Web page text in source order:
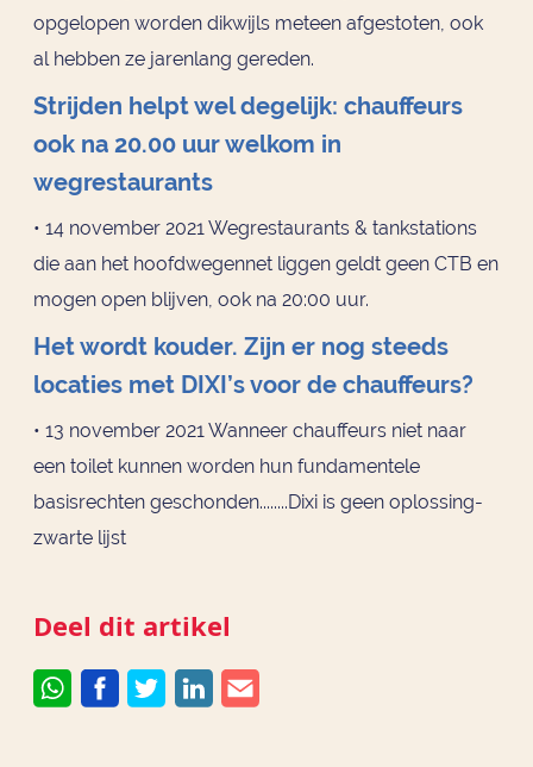
opgelopen worden dikwijls meteen afgestoten, ook
al hebben ze jarenlang gereden.
Strijden helpt wel degelijk: chauffeurs
ook na 20.00 uur welkom in
wegrestaurants
• 14 november 2021 Wegrestaurants & tankstations
die aan het hoofdwegennet liggen geldt geen CTB en
mogen open blijven, ook na 20:00 uur.
Het wordt kouder. Zijn er nog steeds
locaties met DIXI’s voor de chauffeurs?
• 13 november 2021 Wanneer chauffeurs niet naar
een toilet kunnen worden hun fundamentele
basisrechten geschonden........Dixi is geen oplossing-
zwarte lijst
Deel dit artikel